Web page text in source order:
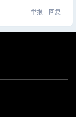
举报 回复